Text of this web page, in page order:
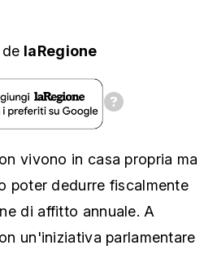
de laRegione
vivono in casa propria ma
poter dedurre fiscalmente
di affitto annuale. A
un'iniziativa parlamentare